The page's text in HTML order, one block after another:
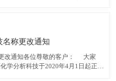
名称更改通知
改通知​各位尊敬的客户： 大家
分析科技于2020年4月1日起正式